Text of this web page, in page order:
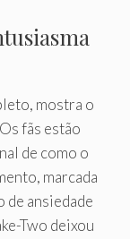
mostra o
fãs estão
de como o
marcada
de ansiedade
Two deixou